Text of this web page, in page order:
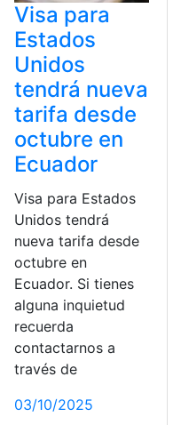
Visa para
Estados
Unidos
tendrá nueva
tarifa desde
octubre en
Ecuador
Visa para Estados
Unidos tendrá
nueva tarifa desde
octubre en
Ecuador. Si tienes
alguna inquietud
recuerda
contactarnos a
través de
03/10/2025